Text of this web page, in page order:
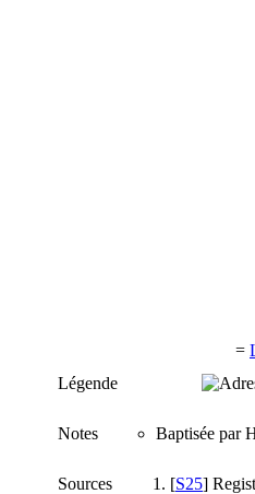
=
Légende
Notes Baptisée par
Sources [S25]